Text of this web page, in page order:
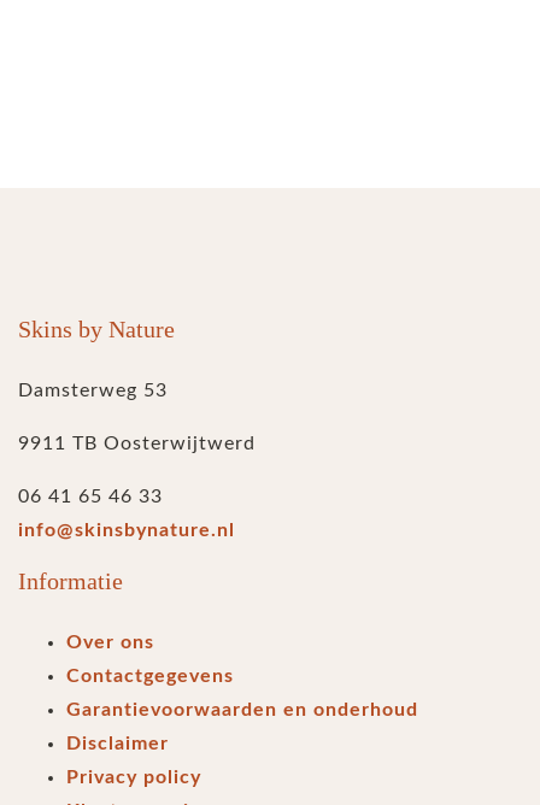
Skins by Nature
Damsterweg 53
9911 TB Oosterwijtwerd
06 41 65 46 33
info@skinsbynature.nl
Informatie
Over ons
Contactgegevens
Garantievoorwaarden en onderhoud
Disclaimer
Privacy policy